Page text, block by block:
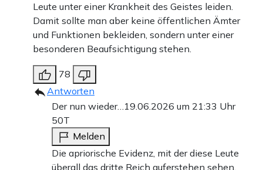
Leute unter einer Krankheit des Geistes leiden.
Damit sollte man aber keine öffentlichen Ämter
und Funktionen bekleiden, sondern unter einer
besonderen Beaufsichtigung stehen.
78
Antworten
Der nun wieder…19.06.2026 um 21:33 Uhr
50T
Melden
Die apriorische Evidenz, mit der diese Leute
überall das dritte Reich auferstehen sehen,